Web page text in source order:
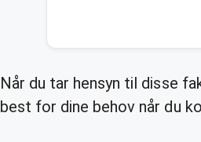
Når du tar hensyn til disse
best for dine behov når du